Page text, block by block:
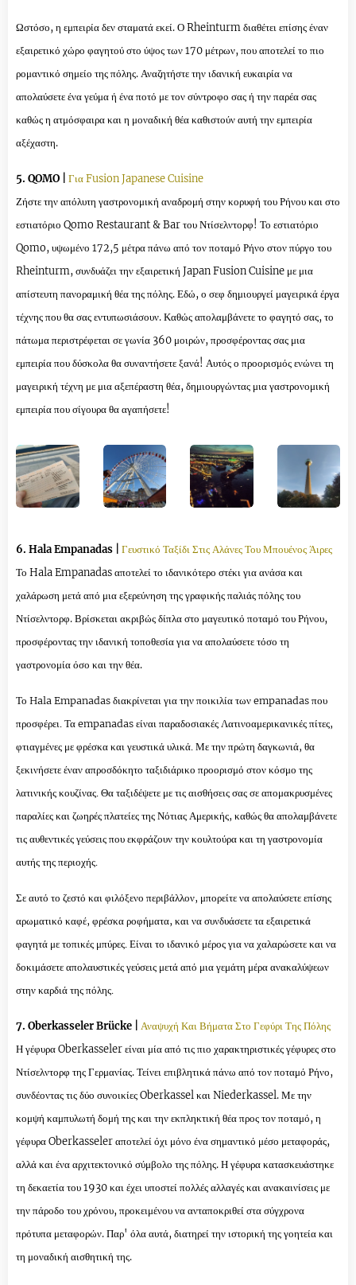
Ωστόσο, η εμπειρία δεν σταματά εκεί. Ο Rheinturm διαθέτει επίσης έναν
εξαιρετικό χώρο φαγητού στο ύψος των 170 μέτρων, που αποτελεί το πιο
ρομαντικό σημείο της πόλης. Αναζητήστε την ιδανική ευκαιρία να
απολαύσετε ένα γεύμα ή ένα ποτό με τον σύντροφο σας ή την παρέα σας
καθώς η ατμόσφαιρα και η μοναδική θέα καθιστούν αυτή την εμπειρία
αξέχαστη.
5. QOMO | Για Fusion Japanese Cuisine
Ζήστε την απόλυτη γαστρονομική αναδρομή στην κορυφή του Ρήνου και στο
εστιατόριο Qomo Restaurant & Bar του Ντίσελντορφ! Το εστιατόριο
Qomo, υψωμένο 172,5 μέτρα πάνω από τον ποταμό Ρήνο στον πύργο του
Rheinturm, συνδυάζει την εξαιρετική Japan Fusion Cuisine με μια
απίστευτη πανοραμική θέα της πόλης. Εδώ, ο σεφ δημιουργεί μαγειρικά έργα
τέχνης που θα σας εντυπωσιάσουν. Καθώς απολαμβάνετε το φαγητό σας, το
πάτωμα περιστρέφεται σε γωνία 360 μοιρών, προσφέροντας σας μια
εμπειρία που δύσκολα θα συναντήσετε ξανά! Αυτός ο προορισμός ενώνει τη
μαγειρική τέχνη με μια αξεπέραστη θέα, δημιουργώντας μια γαστρονομική
εμπειρία που σίγουρα θα αγαπήσετε!
6. Hala Empanadas | Γευστικό Ταξίδι Στις Αλάνες Του Μπουένος Άιρες
Το Hala Empanadas αποτελεί το ιδανικότερο στέκι για ανάσα και
χαλάρωση μετά από μια εξερεύνηση της γραφικής παλιάς πόλης του
Ντίσελντορφ. Βρίσκεται ακριβώς δίπλα στο μαγευτικό ποταμό του Ρήνου,
προσφέροντας την ιδανική τοποθεσία για να απολαύσετε τόσο τη
γαστρονομία όσο και την θέα.
Το Hala Empanadas διακρίνεται για την ποικιλία των empanadas που
προσφέρει. Τα empanadas είναι παραδοσιακές Λατινοαμερικανικές πίτες,
φτιαγμένες με φρέσκα και γευστικά υλικά. Με την πρώτη δαγκωνιά, θα
ξεκινήσετε έναν απροσδόκητο ταξιδιάρικο προορισμό στον κόσμο της
λατινικής κουζίνας. Θα ταξιδέψετε με τις αισθήσεις σας σε απομακρυσμένες
παραλίες και ζωηρές πλατείες της Νότιας Αμερικής, καθώς θα απολαμβάνετε
τις αυθεντικές γεύσεις που εκφράζουν την κουλτούρα και τη γαστρονομία
αυτής της περιοχής.
Σε αυτό το ζεστό και φιλόξενο περιβάλλον, μπορείτε να απολαύσετε επίσης
αρωματικό καφέ, φρέσκα ροφήματα, και να συνδυάσετε τα εξαιρετικά
φαγητά με τοπικές μπύρες. Είναι το ιδανικό μέρος για να χαλαρώσετε και να
δοκιμάσετε απολαυστικές γεύσεις μετά από μια γεμάτη μέρα ανακαλύψεων
στην καρδιά της πόλης.
7. Oberkasseler Brücke | Αναψυχή Και Βήματα Στο Γεφύρι Της Πόλης
Η γέφυρα Oberkasseler είναι μία από τις πιο χαρακτηριστικές γέφυρες στο
Ντίσελντορφ της Γερμανίας. Τείνει επιβλητικά πάνω από τον ποταμό Ρήνο,
συνδέοντας τις δύο συνοικίες Oberkassel και Niederkassel. Με την
κομψή καμπυλωτή δομή της και την εκπληκτική θέα προς τον ποταμό, η
γέφυρα Oberkasseler αποτελεί όχι μόνο ένα σημαντικό μέσο μεταφοράς,
αλλά και ένα αρχιτεκτονικό σύμβολο της πόλης. Η γέφυρα κατασκευάστηκε
τη δεκαετία του 1930 και έχει υποστεί πολλές αλλαγές και ανακαινίσεις με
την πάροδο του χρόνου, προκειμένου να ανταποκριθεί στα σύγχρονα
πρότυπα μεταφορών. Παρ' όλα αυτά, διατηρεί την ιστορική της γοητεία και
τη μοναδική αισθητική της.